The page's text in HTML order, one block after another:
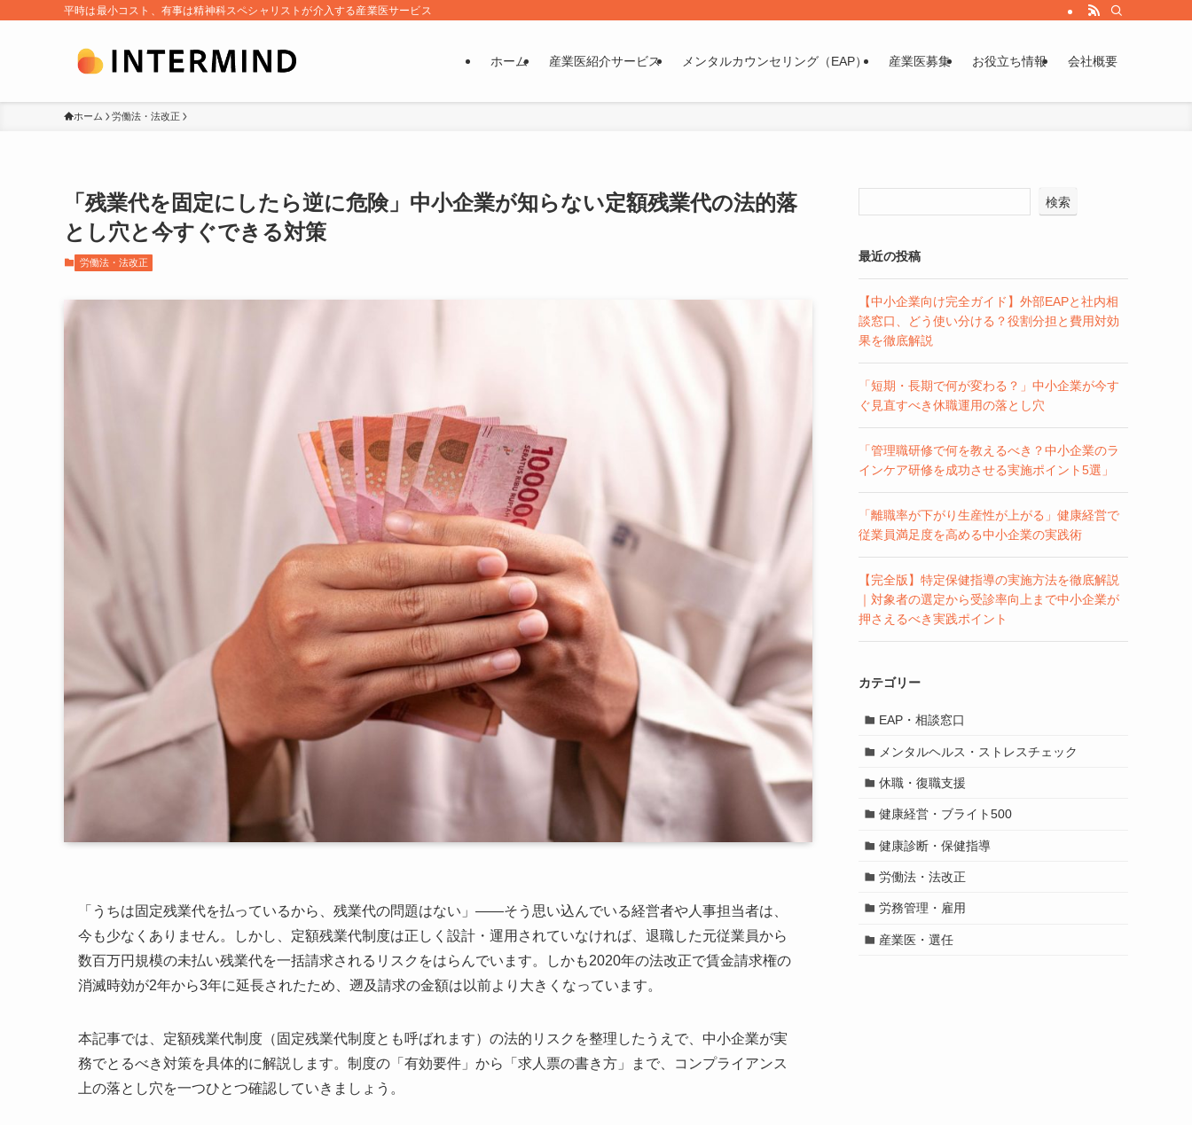
平時は最小コスト、有事は精神科スペシャリストが介入する産業医サービス
ホーム 産業医紹介サービス メンタルカウンセリング（EAP） 産業医募集 お役立ち情報 会社概要
ホーム 労働法・法改正
「残業代を固定にしたら逆に危険」中小企業が知らない定額残業代の法的落
とし穴と今すぐできる対策
労働法・法改正
「うちは固定残業代を払っているから、残業代の問題はない」——そう思い込んでいる経営者や人事担当者は、
今も少なくありません。しかし、定額残業代制度は正しく設計・運用されていなければ、退職した元従業員から
数百万円規模の未払い残業代を一括請求されるリスクをはらんでいます。しかも2020年の法改正で賃金請求権の
消滅時効が2年から3年に延長されたため、遡及請求の金額は以前より大きくなっています。
本記事では、定額残業代制度（固定残業代制度とも呼ばれます）の法的リスクを整理したうえで、中小企業が実
務でとるべき対策を具体的に解説します。制度の「有効要件」から「求人票の書き方」まで、コンプライアンス
上の落とし穴を一つひとつ確認していきましょう。
検索
最近の投稿
【中小企業向け完全ガイド】外部EAPと社内相
談窓口、どう使い分ける？役割分担と費用対効
果を徹底解説
「短期・長期で何が変わる？」中小企業が今す
ぐ見直すべき休職運用の落とし穴
「管理職研修で何を教えるべき？中小企業のラ
インケア研修を成功させる実施ポイント5選」
「離職率が下がり生産性が上がる」健康経営で
従業員満足度を高める中小企業の実践術
【完全版】特定保健指導の実施方法を徹底解説
｜対象者の選定から受診率向上まで中小企業が
押さえるべき実践ポイント
カテゴリー
EAP・相談窓口
メンタルヘルス・ストレスチェック
休職・復職支援
健康経営・ブライト500
健康診断・保健指導
労働法・法改正
労務管理・雇用
産業医・選任